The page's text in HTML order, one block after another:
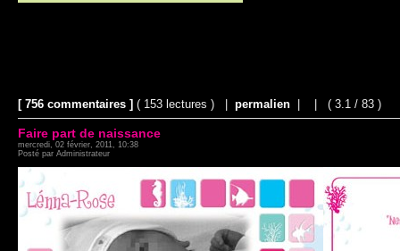
[ 756 commentaires ] ( 153 lectures ) | permalien ( 3.1 / 83 )
Faire part de naissance
mercredi, 02 février, 2011, 10:38
Posté par Administrateur